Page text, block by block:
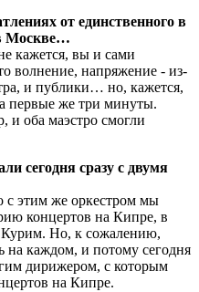
от единственного в
Москве…
кажется, вы и сами
волнение, напряжение - из-
и публики… но, кажется,
первые же три минуты.
и оба маэстро смогли
сегодня сразу с двумя
с этим же оркестром мы
концертов на Кипре, в
Курим. Но, к сожалению,
на каждом, и потому сегодня
дирижером, с которым
на Кипре.